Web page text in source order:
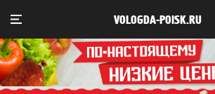
VOLOGDA-POISK.RU